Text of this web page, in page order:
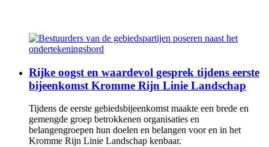
Rijke oogst en waardevol gesprek tijdens eerste
bijeenkomst Kromme Rijn Linie Landschap
Tijdens de eerste gebiedsbijeenkomst maakte een brede en
gemengde groep betrokkenen organisaties en
belangengroepen hun doelen en belangen voor en in het
Kromme Rijn Linie Landschap kenbaar.